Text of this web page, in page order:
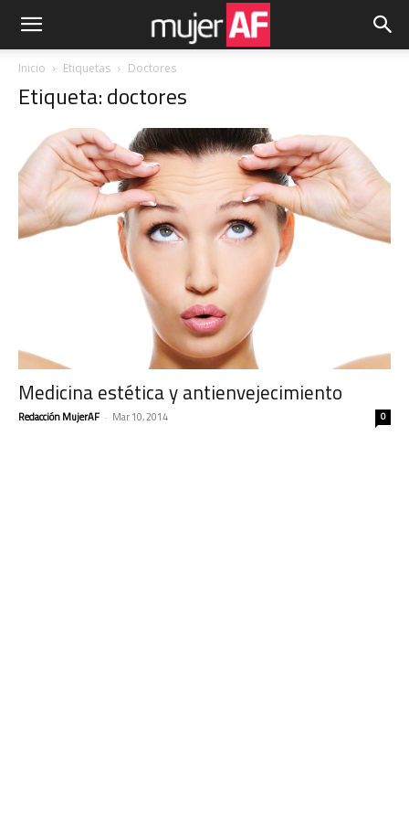
Inicio Etiquetas Doctores
Etiqueta: doctores
Medicina estética y antienvejecimiento
Redacción MujerAF - Mar 10, 2014 0